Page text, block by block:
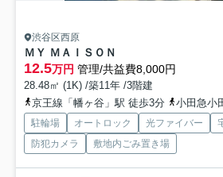
渋谷区西原
ＭＹ ＭＡＩＳＯＮ
12.5万円 管理/共益費8,000円
28.48㎡ (1K) /築11年 /3階建
京王線「幡ヶ谷」駅 徒歩3分
小田急小田原
駐輪場 オートロック 光ファイバー
防犯カメラ
敷地内ごみ置き場